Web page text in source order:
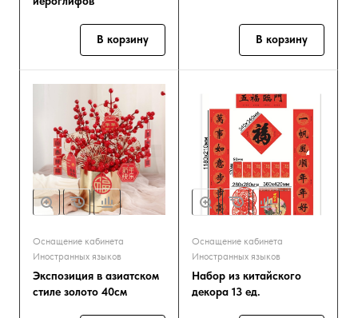
В корзину В корзину
Оснащение кабинета
Иностранных языков
Экспозиция в азиатском
стиле золото 40см
Оснащение кабинета
Иностранных языков
Набор из китайского
декора 13 ед.